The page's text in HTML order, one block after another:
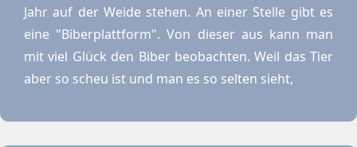
Jahr auf der Weide stehen. An einer Stelle gibt es
eine "Biberplattform". Von dieser aus kann man
mit viel Glück den Biber beobachten. Weil das Tier
aber so scheu ist und man es so selten sieht,